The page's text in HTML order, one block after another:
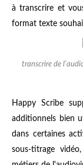
à transcrire et
format texte
transcrire de
Happy Scribe
additionnels bien
dans certaines
sous-titrage